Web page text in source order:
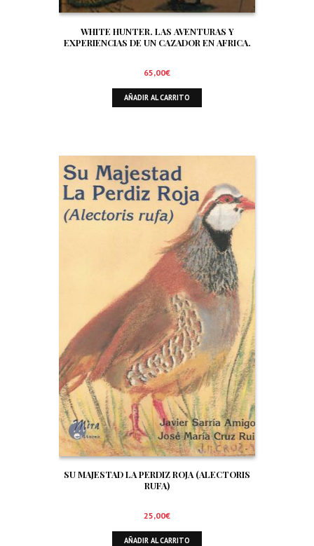
WHITE HUNTER. LAS AVENTURAS Y
EXPERIENCIAS DE UN CAZADOR EN AFRICA.
65,00€
AÑADIR AL CARRITO
SU MAJESTAD LA PERDIZ ROJA (ALECTORIS
RUFA)
25,00€
AÑADIR AL CARRITO